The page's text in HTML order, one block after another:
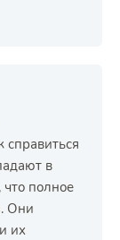
справиться
в
полное
Они
их